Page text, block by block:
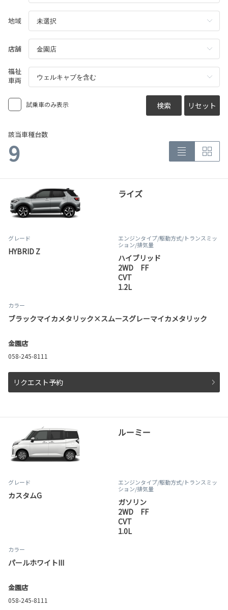
地域
店舗
福祉
車両
試乗車のみ表示 検索 リセット
該当車種台数
9
ライズ
グレード
HYBRID Z
エンジンタイプ/駆動方式/トランスミッ
ション/排気量
ハイブリッド
2WD FF
CVT
1.2L
カラー
ブラックマイカメタリック×スムースグレーマイカメタリック
金園店
058-245-8111
リクエスト予約
ルーミー
グレード
カスタムG
エンジンタイプ/駆動方式/トランスミッ
ション/排気量
ガソリン
2WD FF
CVT
1.0L
カラー
パールホワイトIII
金園店
058-245-8111